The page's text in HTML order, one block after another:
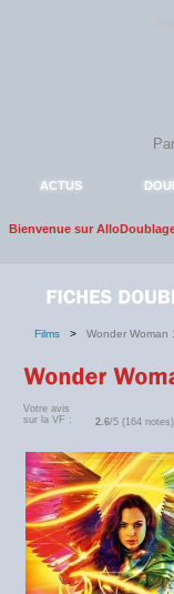
ACTUS
Bienvenue sur
Films > Wonder Woman
Votre avis
sur la VF :
2.6/5 (164 notes)